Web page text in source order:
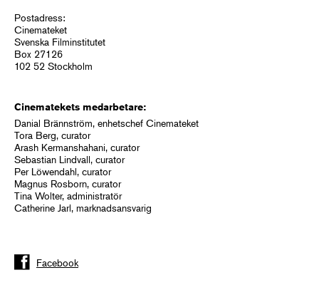
Postadress:
Cinemateket
Svenska Filminstitutet
Box 27126
102 52 Stockholm
Cinematekets medarbetare:
Danial Brännström, enhetschef Cinemateket
Tora Berg, curator
Arash Kermanshahani, curator
Sebastian Lindvall, curator
Per Löwendahl, curator
Magnus Rosborn, curator
Tina Wolter, administratör
Catherine Jarl, marknadsansvarig
Facebook